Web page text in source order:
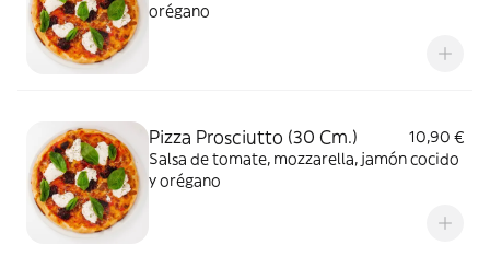
orégano
Pizza Prosciutto (30 Cm.)
10,90 €
Salsa de tomate, mozzarella, jamón cocido
y orégano